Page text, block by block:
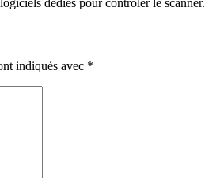
dédiés pour contrôler le scanner.
indiqués avec *